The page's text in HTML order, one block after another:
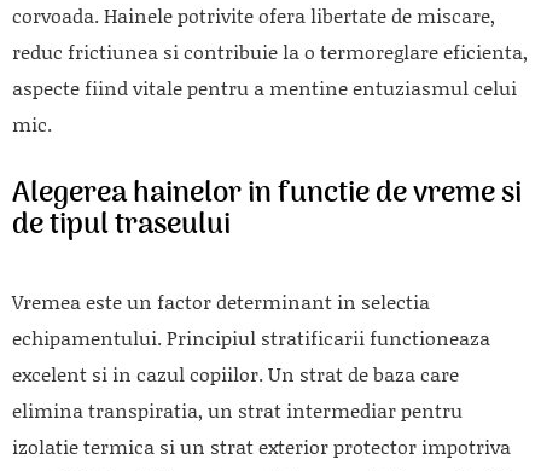
corvoada. Hainele potrivite ofera libertate de miscare,
reduc frictiunea si contribuie la o termoreglare eficienta,
aspecte fiind vitale pentru a mentine entuziasmul celui
mic.
Alegerea hainelor in functie de vreme si
de tipul traseului
Vremea este un factor determinant in selectia
echipamentului. Principiul stratificarii functioneaza
excelent si in cazul copiilor. Un strat de baza care
elimina transpiratia, un strat intermediar pentru
izolatie termica si un strat exterior protector impotriva